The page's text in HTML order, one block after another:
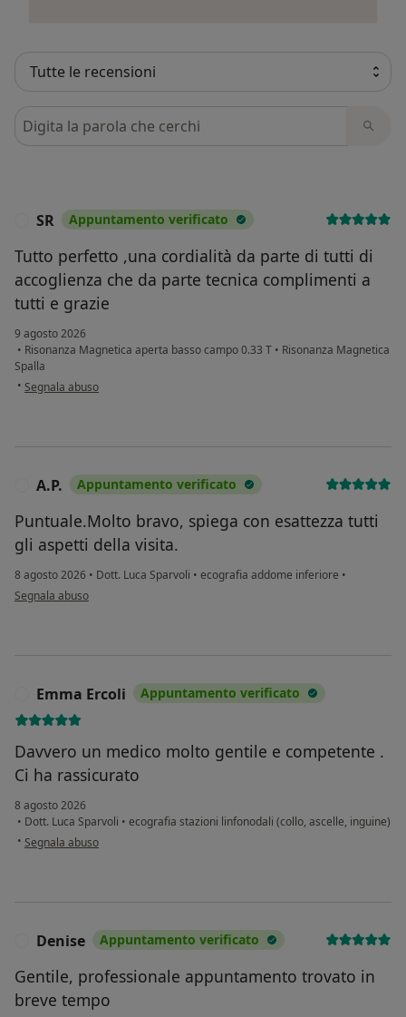
Cerca nelle recensioni
SR Appuntamento verificato
Tutto perfetto ,una cordialità da parte di tutti di
accoglienza che da parte tecnica complimenti a
tutti e grazie
9 agosto 2026
• Risonanza Magnetica aperta basso campo 0.33 T • Risonanza Magnetica
Spalla
• secondo l'opinione dell'utente SR
Segnala abuso
A.P. Appuntamento verificato
Puntuale.Molto bravo, spiega con esattezza tutti
gli aspetti della visita.
8 agosto 2026 • Dott. Luca Sparvoli • ecografia addome inferiore •
secondo l'opinione dell'utente A.P.
Segnala abuso
Emma Ercoli Appuntamento verificato
Davvero un medico molto gentile e competente .
Ci ha rassicurato
8 agosto 2026
• Dott. Luca Sparvoli • ecografia stazioni linfonodali (collo, ascelle, inguine)
• secondo l'opinione dell'utente Emma Ercoli
Segnala abuso
Denise Appuntamento verificato
Gentile, professionale appuntamento trovato in
breve tempo